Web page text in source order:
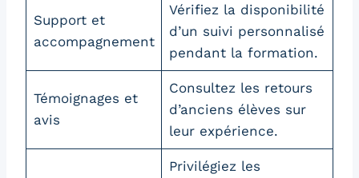
Support et
accompagnement
Vérifiez la disponibilité
d’un suivi personnalisé
pendant la formation.
Témoignages et
avis
Consultez les retours
d’anciens élèves sur
leur expérience.
Privilégiez les